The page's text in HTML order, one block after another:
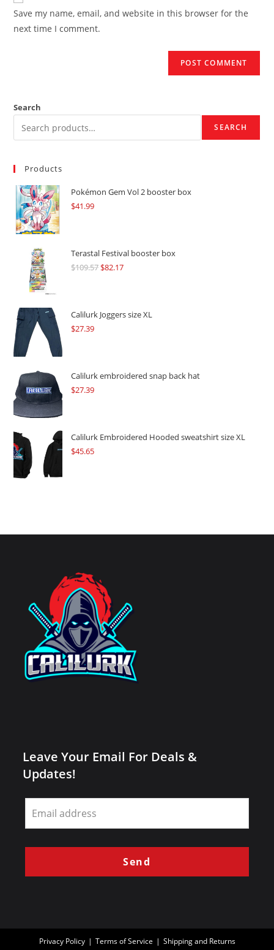
URL
(optional)
Save my name, email, and website in this browser for the
next time I comment.
Search
SEARCH
Products
Pokémon Gem Vol 2 booster box
$41.99
Terastal Festival booster box
$109.57Original
$109.57.
$82.17Current
$82.17.
Calilurk Joggers size XL
$27.39
Calilurk embroidered snap back hat
$27.39
Calilurk Embroidered Hooded sweatshirt size XL
$45.65
Leave Your Email For Deals &
Updates!
Leave
this
field
blank
Send
Privacy Policy Terms of Service Shipping and Returns